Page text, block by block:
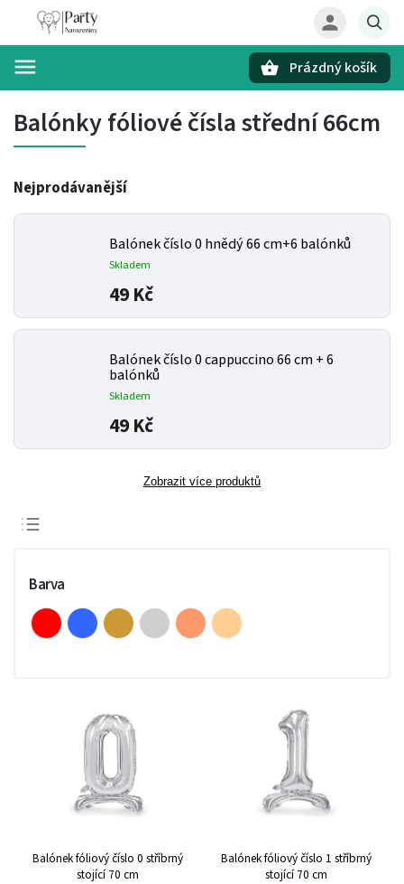
Prázdný košík
Balónky fóliové čísla střední 66cm
Nejprodávanější
Balónek číslo 0 hnědý 66 cm+6 balónků
Skladem
49 Kč
Balónek číslo 0 cappuccino 66 cm + 6
balónků
Skladem
49 Kč
Zobrazit více produktů
Nejlevnější
Nejdražší
Nejprodávanější
Barva
Balónek fóliový číslo 0 stříbrný
stojící 70 cm
Balónek fóliový číslo 1 stříbrný
stojící 70 cm